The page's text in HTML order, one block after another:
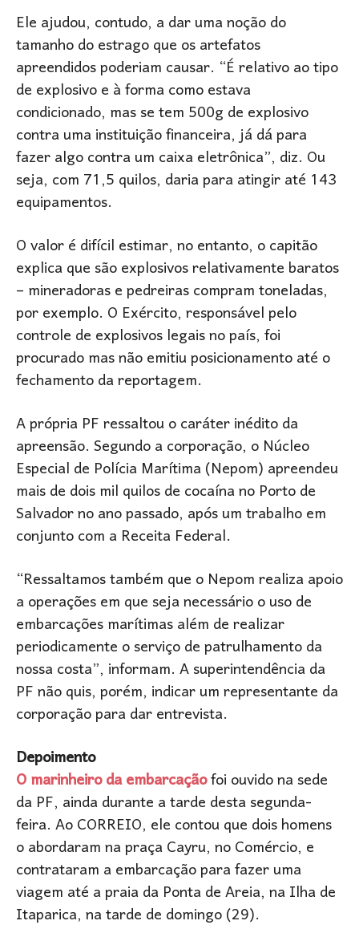
Ele ajudou, contudo, a dar uma noção do
tamanho do estrago que os artefatos
apreendidos poderiam causar. “É relativo ao tipo
de explosivo e à forma como estava
condicionado, mas se tem 500g de explosivo
contra uma instituição financeira, já dá para
fazer algo contra um caixa eletrônica”, diz. Ou
seja, com 71,5 quilos, daria para atingir até 143
equipamentos.
O valor é difícil estimar, no entanto, o capitão
explica que são explosivos relativamente baratos
– mineradoras e pedreiras compram toneladas,
por exemplo. O Exército, responsável pelo
controle de explosivos legais no país, foi
procurado mas não emitiu posicionamento até o
fechamento da reportagem.
A própria PF ressaltou o caráter inédito da
apreensão. Segundo a corporação, o Núcleo
Especial de Polícia Marítima (Nepom) apreendeu
mais de dois mil quilos de cocaína no Porto de
Salvador no ano passado, após um trabalho em
conjunto com a Receita Federal.
“Ressaltamos também que o Nepom realiza apoio
a operações em que seja necessário o uso de
embarcações marítimas além de realizar
periodicamente o serviço de patrulhamento da
nossa costa”, informam. A superintendência da
PF não quis, porém, indicar um representante da
corporação para dar entrevista.
Depoimento
O marinheiro da embarcaçãofoi ouvido na sede
da PF, ainda durante a tarde desta segunda-
feira. Ao CORREIO, ele contou que dois homens
o abordaram na praça Cayru, no Comércio, e
contrataram a embarcação para fazer uma
viagem até a praia da Ponta de Areia, na Ilha de
Itaparica, na tarde de domingo (29).